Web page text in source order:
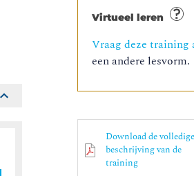
Virtueel leren
Vraag deze training
een andere lesvorm.
Download de volledige
beschrijving van de
training